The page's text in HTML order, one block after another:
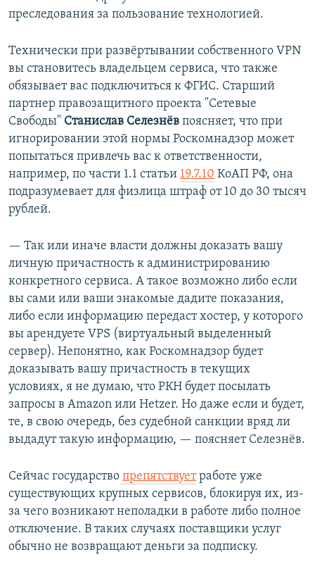
преследования за пользование технологией.
Технически при развёртывании собственного VPN
вы становитесь владельцем сервиса, что также
обязывает вас подключиться к ФГИС. Старший
партнер правозащитного проекта "Сетевые
Свободы" Станислав Селезнёв поясняет, что при
игнорировании этой нормы Роскомнадзор может
попытаться привлечь вас к ответственности,
например, по части 1.1 статьи 19.7.10 КоАП РФ, она
подразумевает для физлица штраф от 10 до 30 тысяч
рублей.
— Так или иначе власти должны доказать вашу
личную причастность к администрированию
конкретного сервиса. А такое возможно либо если
вы сами или ваши знакомые дадите показания,
либо если информацию передаст хостер, у которого
вы арендуете VPS (виртуальный выделенный
сервер). Непонятно, как Роскомнадзор будет
доказывать вашу причастность в текущих
условиях, я не думаю, что РКН будет посылать
запросы в Amazon или Hetzer. Но даже если и будет,
те, в свою очередь, без судебной санкции вряд ли
выдадут такую информацию, — поясняет Селезнёв.
Сейчас государство препятствуетработе уже
существующих крупных сервисов, блокируя их, из-
за чего возникают неполадки в работе либо полное
отключение. В таких случаях поставщики услуг
обычно не возвращают деньги за подписку.